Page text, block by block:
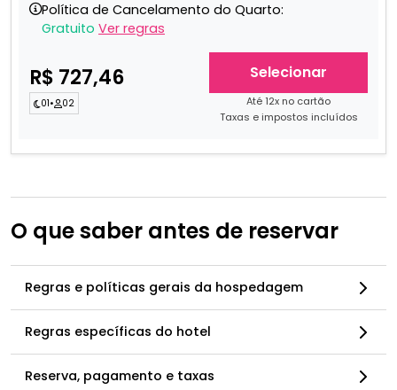
Política de Cancelamento do Quarto:
Gratuito Ver regras
R$ 727,46
01• 02
Selecionar
Até 12x no cartão
Taxas e impostos incluídos
O que saber antes de reservar
Regras e políticas gerais da hospedagem
Regras específicas do hotel
Reserva, pagamento e taxas